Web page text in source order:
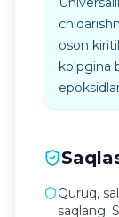
oson
ko'pgina
Quruq,
saqlang.